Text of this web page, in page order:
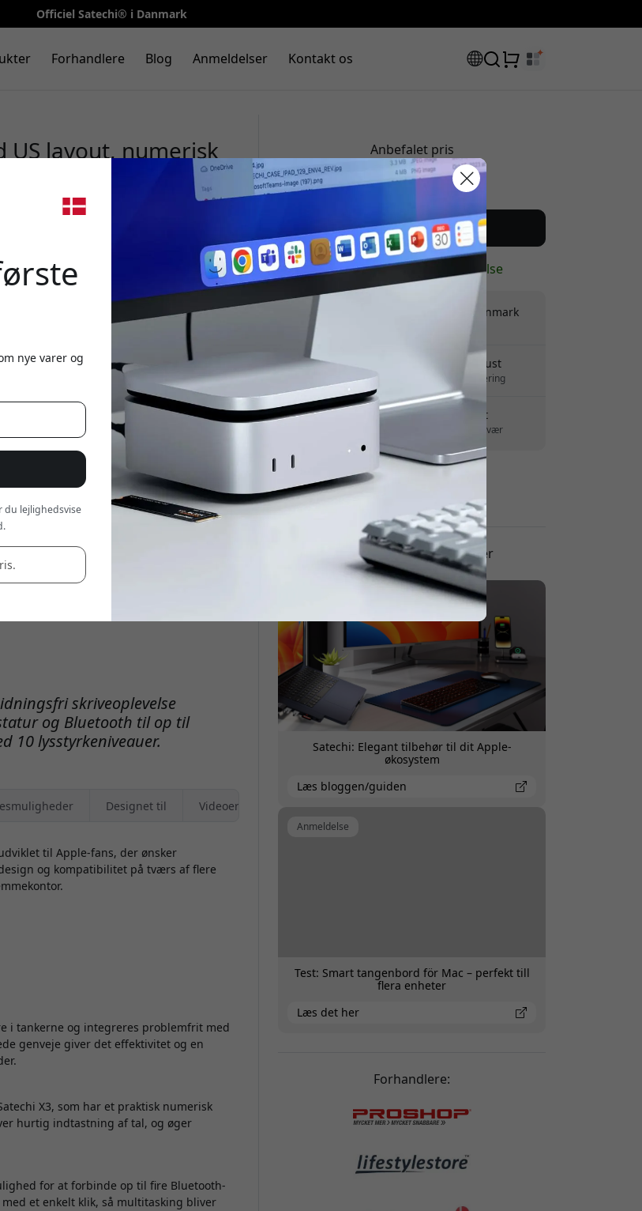
Officiel Satechi® i Danmark
Forhandlere Blog Anmeldelser Kontakt os
US layout, numerisk
- Rumgrå
skriveoplevelse
og Bluetooth til op til
10 lysstyrkeniveauer.
Designet til Videoer
til Apple-fans, der ønsker
og kompatibilitet på tværs af flere
i tankerne og integreres problemfrit med
genveje giver det effektivitet og en
X3, som har et praktisk numerisk
hurtig indtastning af tal, og øger
for at forbinde op til fire Bluetooth-
et enkelt klik, så multitasking bliver
Anbefalet pris
749 DKK
Køb nu
På lager - klar til afsendelse
Gratis forsendelse i Danmark
Levering 7-11 august
Hurtig og sporbar levering
30 dages returret
Nem retur - intet besvær
Sikre betalinger med kryptering
Blog, guide og anmeldelser
Satechi: Elegant tilbehør til dit Apple-
økosystem
Læs bloggen/guiden
Anmeldelse
Test: Smart tangenbord för Mac – perfekt till
flera enheter
Læs det her
Forhandlere:
nye varer og
du lejlighedsvise
🎉 Din rabatkode:
Brug denne kode ved kassen for at få 8% rabat.